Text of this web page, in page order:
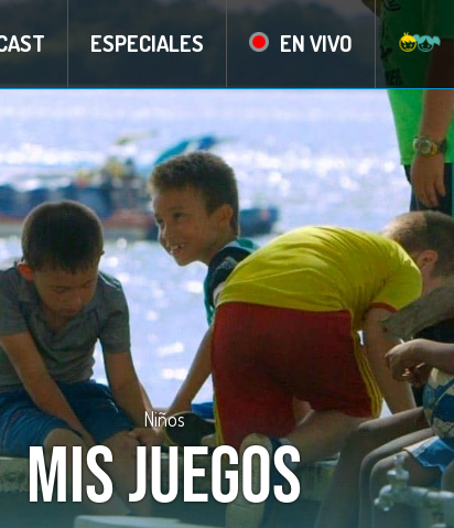
ESPECIALES EN VIVO
Niños
Mis Juegos